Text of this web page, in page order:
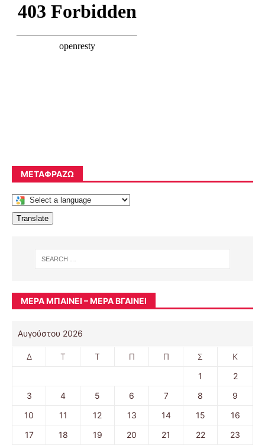
ΜΕΤΑΦΡΆΖΩ
Translate
ΜΈΡΑ ΜΠΑΊΝΕΙ – ΜΈΡΑ ΒΓΑΊΝΕΙ
Αυγούστου 2026
Δ Τ Τ Π Π Σ
Κ
1
2
3
4 5 6 7 8
9
10
11 12 13 14 15
16
17
18 19 20 21 22 23